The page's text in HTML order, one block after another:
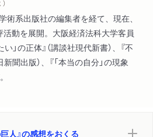
系出版社の編集者を経て、現在、
動を展開。大阪経済法科大学客員
」の正体』（講談社現代新書）、『不
聞出版）、『「本当の自分」の現象
人』の感想をおくる